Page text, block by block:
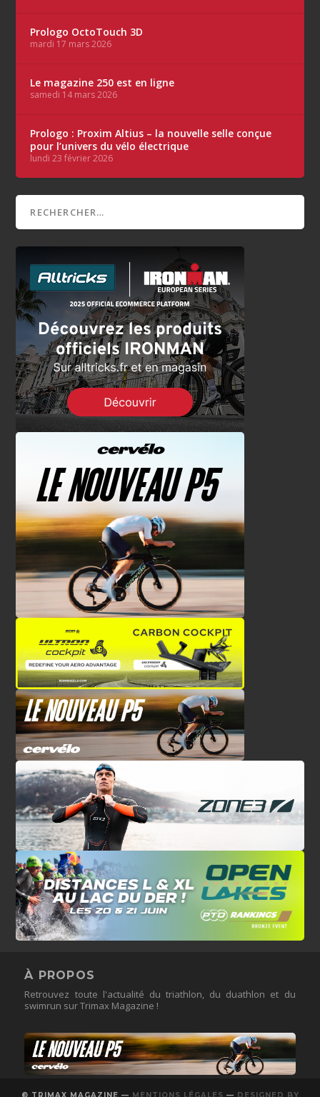
Prologo OctoTouch 3D
mardi 17 mars 2026
Le magazine 250 est en ligne
samedi 14 mars 2026
Prologo : Proxim Altius – la nouvelle selle conçue
pour l’univers du vélo électrique
lundi 23 février 2026
À PROPOS
Retrouvez toute l'actualité du triathlon, du duathlon et du
swimrun sur Trimax Magazine !
© TRIMAX MAGAZINE — MENTIONS LÉGALES — DESIGNED BY